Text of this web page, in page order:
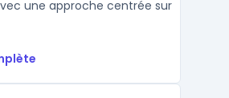
une approche centrée sur